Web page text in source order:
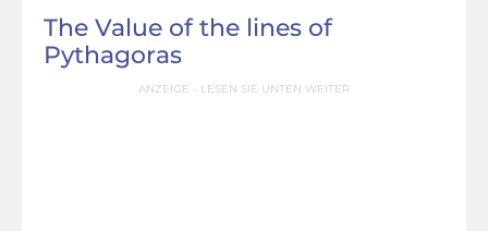
The Value of the lines of
Pythagoras
ANZEIGE - LESEN SIE UNTEN WEITER